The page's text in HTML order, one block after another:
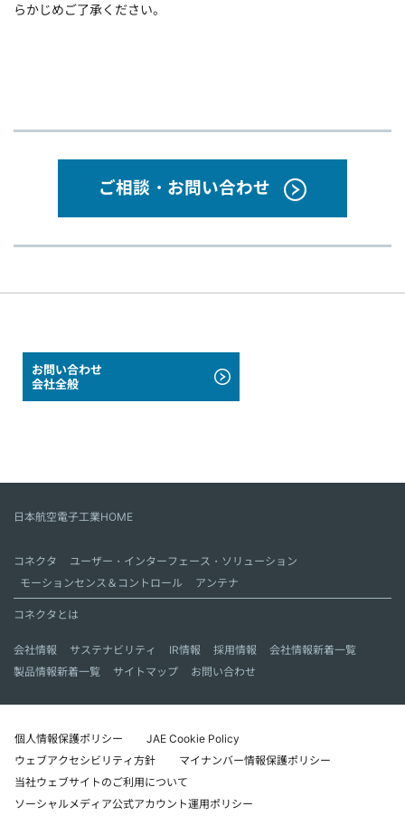
らかじめご了承ください。
ご相談・お問い合わせ
お問い合わせ
会社全般
日本航空電子工業HOME
コネクタ
ユーザー・インターフェース・ソリューション
モーションセンス＆コントロール
アンテナ
コネクタとは
会社情報 サステナビリティ IR情報 採用情報
会社情報新着一覧
製品情報新着一覧
サイトマップ お問い合わせ
個人情報保護ポリシー
JAE Cookie Policy
ウェブアクセシビリティ方針
マイナンバー情報保護ポリシー
当社ウェブサイトのご利用について
ソーシャルメディア公式アカウント運用ポリシー